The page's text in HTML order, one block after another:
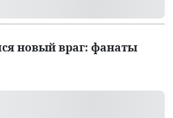
новый враг: фанаты